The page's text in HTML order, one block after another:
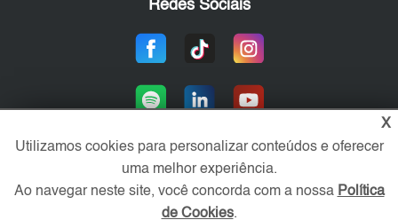
Redes Sociais
Área exclusiva aos anunciantes,
acesse sua conta:
X
Utilizamos cookies para personalizar conteúdos e oferecer
uma melhor experiência.
Ao navegar neste site, você concorda com a nossa Política
de Cookies.